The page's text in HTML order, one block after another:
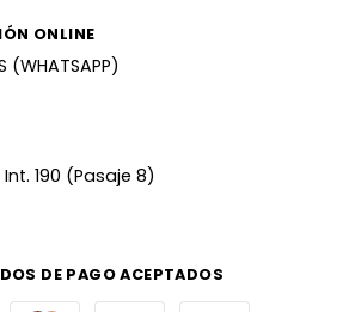
ONLINE
(WHATSAPP)
190 (Pasaje 8)
DE PAGO ACEPTADOS